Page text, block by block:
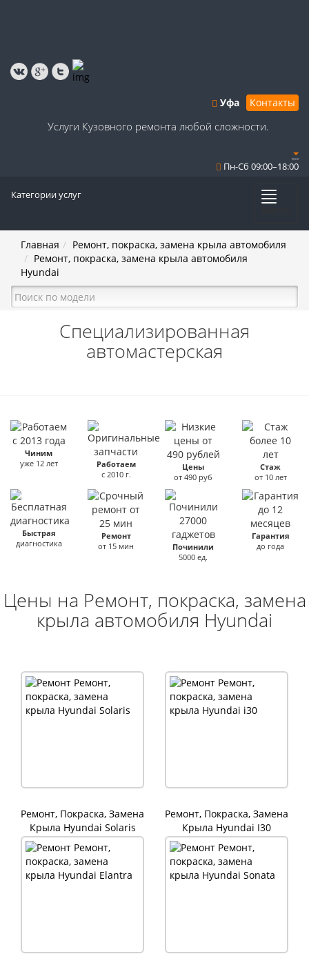
Уфа Контакты
Услуги Кузовного ремонта любой сложности.
Пн-Сб 09:00–18:00
Категории услуг
Главная
Ремонт, покраска, замена крыла автомобиля
Ремонт, покраска, замена крыла автомобиля
Hyundai
Специализированная
автомастерская
Чиним
уже 12 лет
Работаем
с 2010 г.
Цены
от 490 руб
Стаж
от 10 лет
Быстрая
диагностика
Ремонт
от 15 мин
Починили
5000 ед.
Гарантия
до года
Цены на Ремонт, покраска, замена
крыла автомобиля Hyundai
Ремонт, Покраска, Замена
Крыла Hyundai Solaris
Ремонт, Покраска, Замена
Крыла Hyundai I30